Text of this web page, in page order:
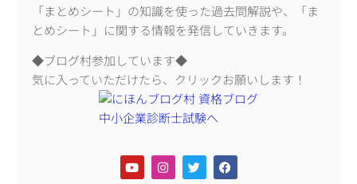
「まとめシート」の知識を使った過去問解説や、「ま
とめシート」に関する情報を発信していきます。
◆ブログ村参加しています◆
気に入っていただけたら、クリックお願いします！